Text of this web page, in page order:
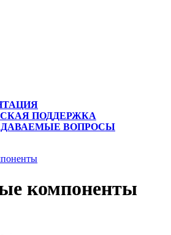
ПОДДЕРЖКА
ВОПРОСЫ
компоненты